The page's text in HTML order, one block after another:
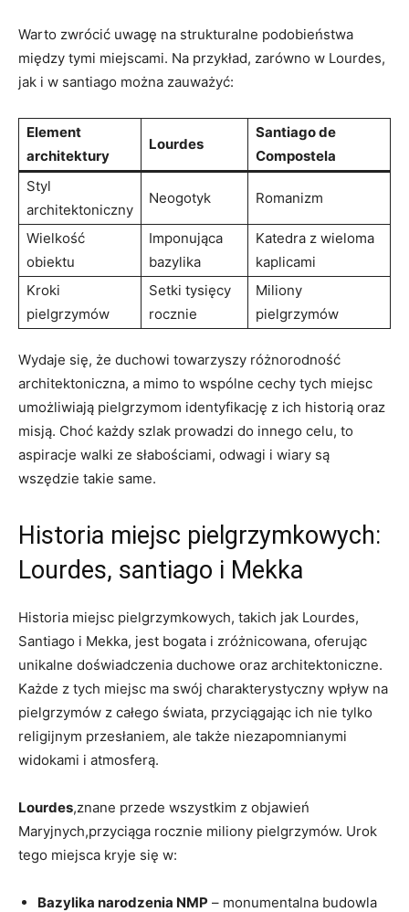
Warto zwrócić uwagę na strukturalne podobieństwa
między tymi miejscami. Na przykład, zarówno w Lourdes,
jak i w santiago można zauważyć:
Element
architektury
Lourdes
Santiago de
Compostela
Styl
architektoniczny
Neogotyk Romanizm
Wielkość
obiektu
Imponująca
bazylika
Katedra z wieloma
kaplicami
Kroki
pielgrzymów
Setki tysięcy
rocznie
Miliony
pielgrzymów
Wydaje się, że duchowi towarzyszy różnorodność
architektoniczna, a mimo to wspólne cechy tych miejsc
umożliwiają pielgrzymom identyfikację z ich historią oraz
misją. Choć każdy szlak prowadzi do innego celu, to
aspiracje walki ze słabościami, odwagi i wiary są
wszędzie takie same.
Historia miejsc pielgrzymkowych:
Lourdes, santiago i Mekka
Historia miejsc pielgrzymkowych, takich jak Lourdes,
Santiago i Mekka, jest bogata i zróżnicowana, oferując
unikalne doświadczenia duchowe oraz architektoniczne.
Każde z tych miejsc ma swój charakterystyczny wpływ na
pielgrzymów z całego świata, przyciągając ich nie tylko
religijnym przesłaniem, ale także niezapomnianymi
widokami i atmosferą.
Lourdes,znane przede wszystkim z objawień
Maryjnych,przyciąga rocznie miliony pielgrzymów. Urok
tego miejsca kryje się w:
Bazylika narodzenia NMP – monumentalna budowla